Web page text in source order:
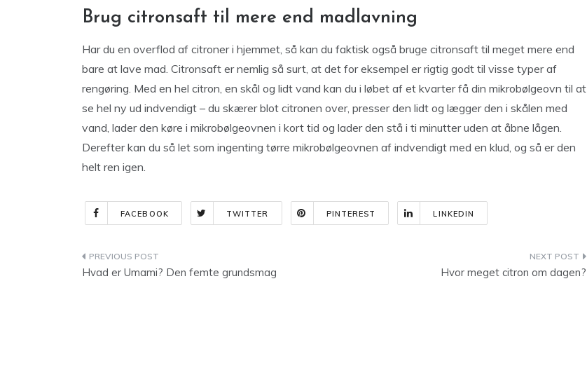
Brug citronsaft til mere end madlavning
Har du en overflod af citroner i hjemmet, så kan du faktisk også bruge citronsaft til meget mere end
bare at lave mad. Citronsaft er nemlig så surt, at det for eksempel er rigtig godt til visse typer af
rengøring. Med en hel citron, en skål og lidt vand kan du i løbet af et kvarter få din mikrobølgeovn til at
se hel ny ud indvendigt – du skærer blot citronen over, presser den lidt og lægger den i skålen med
vand, lader den køre i mikrobølgeovnen i kort tid og lader den stå i ti minutter uden at åbne lågen.
Derefter kan du så let som ingenting tørre mikrobølgeovnen af indvendigt med en klud, og så er den
helt ren igen.
FACEBOOK TWITTER PINTEREST LINKEDIN
Indlægsnavigation
Hvad er Umami? Den femte grundsmag Hvor meget citron om dagen?